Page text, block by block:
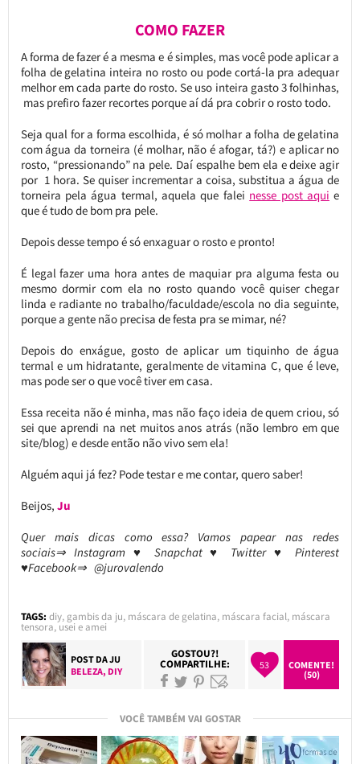
COMO FAZER
A forma de fazer é a mesma e é simples, mas você pode aplicar a
folha de gelatina inteira no rosto ou pode cortá-la pra adequar
melhor em cada parte do rosto. Se uso inteira gasto 3 folhinhas,
mas prefiro fazer recortes porque aí dá pra cobrir o rosto todo.
Seja qual for a forma escolhida, é só molhar a folha de gelatina
com água da torneira (é molhar, não é afogar, tá?) e aplicar no
rosto, “pressionando” na pele. Daí espalhe bem ela e deixe agir
por 1 hora. Se quiser incrementar a coisa, substitua a água de
torneira pela água termal, aquela que falei nesse post aqui e
que é tudo de bom pra pele.
Depois desse tempo é só enxaguar o rosto e pronto!
É legal fazer uma hora antes de maquiar pra alguma festa ou
mesmo dormir com ela no rosto quando você quiser chegar
linda e radiante no trabalho/faculdade/escola no dia seguinte,
porque a gente não precisa de festa pra se mimar, né?
Depois do enxágue, gosto de aplicar um tiquinho de água
termal e um hidratante, geralmente de vitamina C, que é leve,
mas pode ser o que você tiver em casa.
Essa receita não é minha, mas não faço ideia de quem criou, só
sei que aprendi na net muitos anos atrás (não lembro em que
site/blog) e desde então não vivo sem ela!
Alguém aqui já fez? Pode testar e me contar, quero saber!
Beijos, Ju
Quer mais dicas como essa? Vamos papear nas redes
sociais⇒ Instagram ♥ Snapchat ♥ Twitter ♥ Pinterest
♥Facebook⇒ @jurovalendo
TAGS: diy, gambis da ju, máscara de gelatina, máscara facial, máscara
tensora,usei e amei
POST DAJU
BELEZA, DIY
GOSTOU?!
COMPARTILHE: 53
COMENTE!
(50)
VOCÊ TAMBÉM VAI GOSTAR